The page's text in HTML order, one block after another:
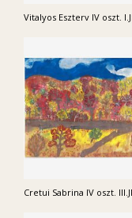
Vitalyos Eszterv IV oszt.
Cretui Sabrina IV oszt.